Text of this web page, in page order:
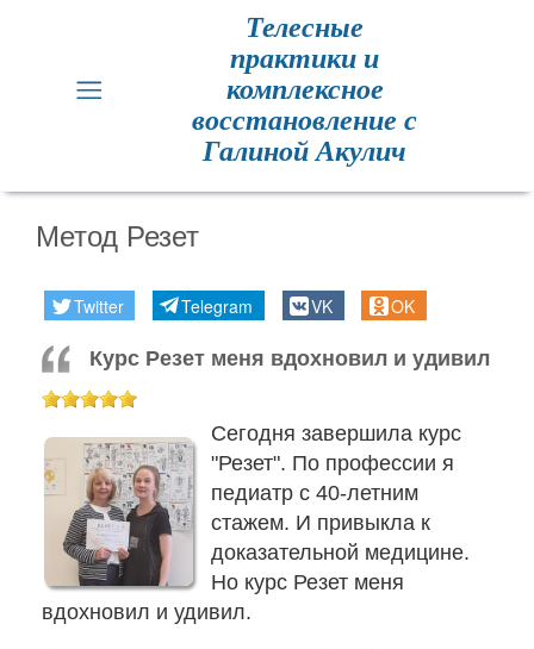
Практики
здоровья
Метод
Резет
Метод
Резет
отзывы
Расписание
Заявка
Телесные
практики и
комплексное
восстановление с
Галиной Акулич
Метод Резет
Twitter Telegram VK OK
Курс Резет меня вдохновил и удивил
Сегодня завершила курс
"Резет". По профессии я
педиатр с 40-летним
стажем. И привыкла к
доказательной медицине.
Но курс Резет меня
вдохновил и удивил.